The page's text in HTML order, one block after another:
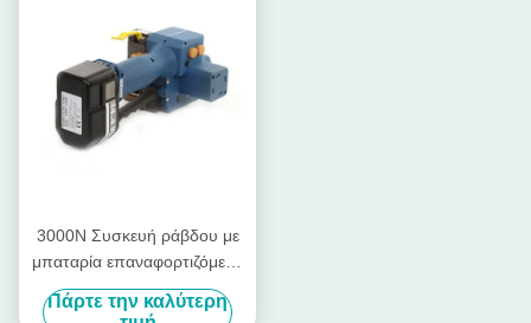
3000N Συσκευή ράβδου με
μπαταρία επαναφορτιζόμενο
εργαλείο ράβδου Pp PET
Band 13mm - 19mm
Πάρτε την καλύτερη